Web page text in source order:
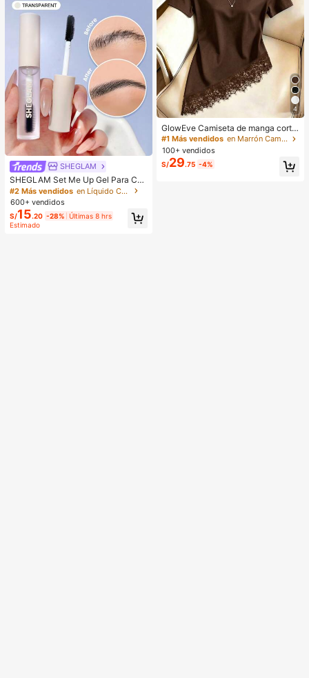
SHEGLAM
SHEGLAM Set Me Up Gel Para Cej
as Marca De Belleza CosméTica M
aquillaje Para Mujeres Y NiñAs
#2 Más vendidos
en Líquido Cejas
600+ vendidos
S/15.20 -28% Últimas 8 hrs
Estimado
4
GlowEve Camiseta de manga corta
de cuello redondo de unicolor casu
al versátil para uso diario para muje
r
#1 Más vendidos
en Marrón Camisetas básicas informales
100+ vendidos
S/29.75 -4%